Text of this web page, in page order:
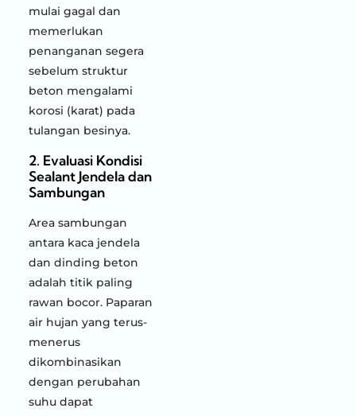
mulai gagal dan
memerlukan
penanganan segera
sebelum struktur
beton mengalami
korosi (karat) pada
tulangan besinya.
2. Evaluasi Kondisi
Sealant Jendela dan
Sambungan
Area sambungan
antara kaca jendela
dan dinding beton
adalah titik paling
rawan bocor. Paparan
air hujan yang terus-
menerus
dikombinasikan
dengan perubahan
suhu dapat